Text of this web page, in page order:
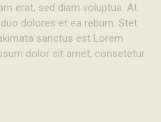
erat, sed diam voluptua. At
dolores et ea rebum. Stet
sanctus est Lorem
dolor sit amet, consetetur